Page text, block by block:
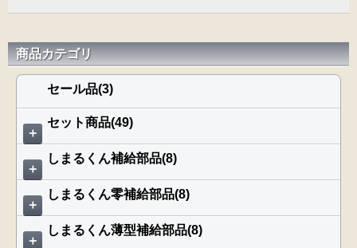
商品カテゴリ
セール品(3)
＋
セット商品(49)
＋
しまるくん補給部品(8)
＋
しまるくん零補給部品(8)
＋
しまるくん薄型補給部品(8)